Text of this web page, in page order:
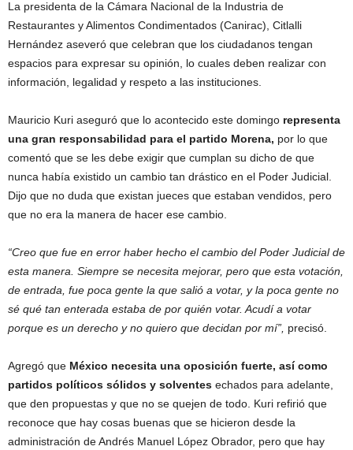
La presidenta de la Cámara Nacional de la Industria de
Restaurantes y Alimentos Condimentados (Canirac), Citlalli
Hernández aseveró que celebran que los ciudadanos tengan
espacios para expresar su opinión, lo cuales deben realizar con
información, legalidad y respeto a las instituciones.
Mauricio Kuri aseguró que lo acontecido este domingo representa
una gran responsabilidad para el partido Morena, por lo que
comentó que se les debe exigir que cumplan su dicho de que
nunca había existido un cambio tan drástico en el Poder Judicial.
Dijo que no duda que existan jueces que estaban vendidos, pero
que no era la manera de hacer ese cambio.
“Creo que fue en error haber hecho el cambio del Poder Judicial de
esta manera. Siempre se necesita mejorar, pero que esta votación,
de entrada, fue poca gente la que salió a votar, y la poca gente no
sé qué tan enterada estaba de por quién votar. Acudí a votar
porque es un derecho y no quiero que decidan por mí”, precisó.
Agregó que México necesita una oposición fuerte, así como
partidos políticos sólidos y solventes echados para adelante,
que den propuestas y que no se quejen de todo. Kuri refirió que
reconoce que hay cosas buenas que se hicieron desde la
administración de Andrés Manuel López Obrador, pero que hay